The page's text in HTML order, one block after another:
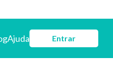
Ajuda Entrar